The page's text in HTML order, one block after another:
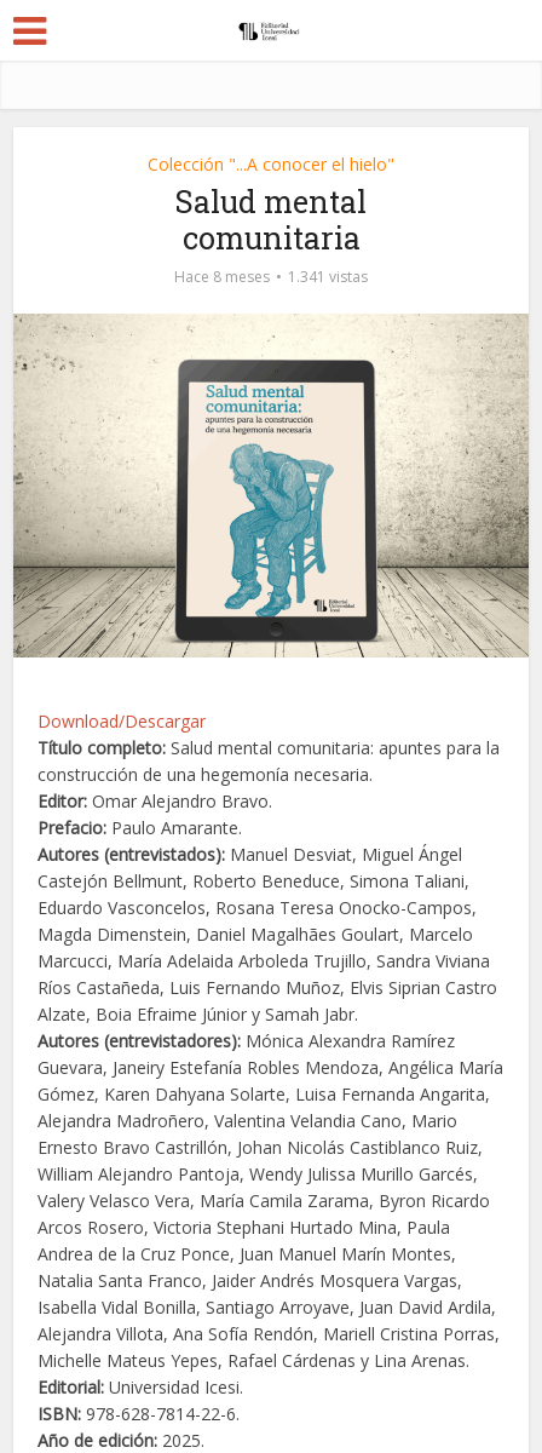
Colección "...A conocer el hielo"
Salud mental
comunitaria
Hace 8 meses 1.341 vistas
Download/Descargar
Título completo: Salud mental comunitaria: apuntes para la
construcción de una hegemonía necesaria.
Editor: Omar Alejandro Bravo.
Prefacio: Paulo Amarante.
Autores (entrevistados): Manuel Desviat, Miguel Ángel
Castejón Bellmunt, Roberto Beneduce, Simona Taliani,
Eduardo Vasconcelos, Rosana Teresa Onocko-Campos,
Magda Dimenstein, Daniel Magalhães Goulart, Marcelo
Marcucci, María Adelaida Arboleda Trujillo, Sandra Viviana
Ríos Castañeda, Luis Fernando Muñoz, Elvis Siprian Castro
Alzate, Boia Efraime Júnior y Samah Jabr.
Autores (entrevistadores): Mónica Alexandra Ramírez
Guevara, Janeiry Estefanía Robles Mendoza, Angélica María
Gómez, Karen Dahyana Solarte, Luisa Fernanda Angarita,
Alejandra Madroñero, Valentina Velandia Cano, Mario
Ernesto Bravo Castrillón, Johan Nicolás Castiblanco Ruiz,
William Alejandro Pantoja, Wendy Julissa Murillo Garcés,
Valery Velasco Vera, María Camila Zarama, Byron Ricardo
Arcos Rosero, Victoria Stephani Hurtado Mina, Paula
Andrea de la Cruz Ponce, Juan Manuel Marín Montes,
Natalia Santa Franco, Jaider Andrés Mosquera Vargas,
Isabella Vidal Bonilla, Santiago Arroyave, Juan David Ardila,
Alejandra Villota, Ana Sofía Rendón, Mariell Cristina Porras,
Michelle Mateus Yepes, Rafael Cárdenas y Lina Arenas.
Editorial: Universidad Icesi.
ISBN: 978-628-7814-22-6.
Año de edición: 2025.